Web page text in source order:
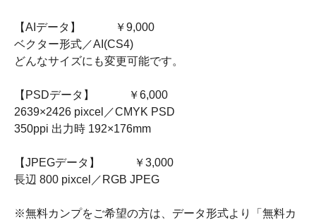
【AIデータ】 ￥9,000
ベクター形式／AI(CS4)
どんなサイズにも変更可能です。
【PSDデータ】 ￥6,000
2639×2426 pixcel／CMYK PSD
350ppi 出力時 192×176mm
【JPEGデータ】 ￥3,000
長辺 800 pixcel／RGB JPEG
※無料カンプをご希望の方は、データ形式より「無料カ